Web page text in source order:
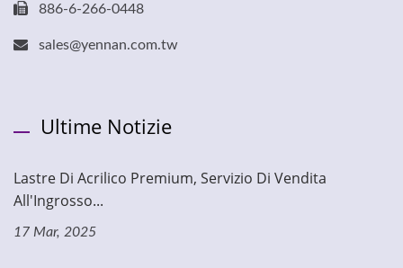
886-6-266-0448
sales@yennan.com.tw
Ultime Notizie
Lastre Di Acrilico Premium, Servizio Di Vendita
All'Ingrosso...
17 Mar, 2025